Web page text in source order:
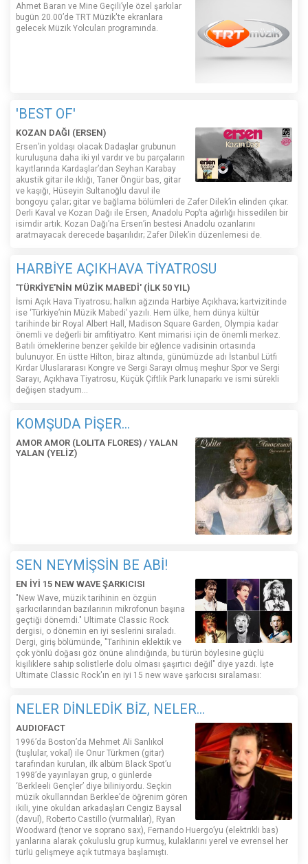
Ahmet Baran ve Mine Geçili’yle özel şarkılar
bugün 20.00’de TRT Müzik'te ekranlara
gelecek Müzik Yolcuları programında.
'BEST OF'
KOZAN DAĞI (ERSEN)
Ersen’in yoldaşı olacak Dadaşlar grubunun
kuruluşuna daha iki yıl vardır ve bu parçaların
kayıtlarında Kardaşlar’dan Seyhan Karabay
akustik gitar ile ıklığı, Taner Öngür bas, gitar
ve kaşığı, Hüseyin Sultanoğlu davul ile
bongoyu çalar; gitar ve bağlama bölümleri de Zafer Dilek’in elinden çıkar.
Derli Kaval ve Kozan Dağı ile Ersen, Anadolu Pop’ta ağırlığı hissedilen bir
isimdir artık. Kozan Dağı’na Ersen’in bestesi Anadolu ozanlarını
aratmayacak derecede başarılıdır; Zafer Dilek’in düzenlemesi de.
HARBİYE AÇIKHAVA TİYATROSU
'TÜRKİYE'NİN MÜZİK MABEDİ' (İLK 50 YIL)
İsmi Açık Hava Tiyatrosu; halkın ağzında Harbiye Açıkhava; kartvizitinde
ise ‘Türkiye’nin Müzik Mabedi’ yazılı. Hem ülke, hem dünya kültür
tarihinde bir Royal Albert Hall, Madison Square Garden, Olympia kadar
önemli ve değerli bir amfitiyatro. Kent mimarisi için de önemli merkez.
Batılı örneklerine benzer şekilde bir eğlence vadisinin ortasında
bulunuyor. En üstte Hilton, biraz altında, günümüzde adı İstanbul Lütfi
Kırdar Uluslararası Kongre ve Sergi Sarayı olmuş meşhur Spor ve Sergi
Sarayı, Açıkhava Tiyatrosu, Küçük Çiftlik Park lunaparkı ve ismi sürekli
değişen stadyum…
KOMŞUDA PİŞER...
AMOR AMOR (LOLITA FLORES) / YALAN
YALAN (YELİZ)
SEN NEYMİŞSİN BE ABİ!
EN İYİ 15 NEW WAVE ŞARKICISI
"New Wave, müzik tarihinin en özgün
şarkıcılarından bazılarının mikrofonun başına
geçtiği dönemdi." Ultimate Classic Rock
dergisi, o dönemin en iyi seslerini sıraladı.
Dergi, giriş bölümünde, "Tarihinin eklektik ve
çok yönlü doğası göz önüne alındığında, bu türün böylesine güçlü
kişiliklere sahip solistlerle dolu olması şaşırtıcı değil" diye yazdı. İşte
Ultimate Classic Rock'ın en iyi 15 new wave şarkıcısı sıralaması:
NELER DİNLEDİK BİZ, NELER...
AUDIOFACT
1996’da Boston’da Mehmet Ali Sanlıkol
(tuşlular, vokal) ile Onur Türkmen (gitar)
tarafından kurulan, ilk albüm Black Spot’u
1998’de yayınlayan grup, o günlerde
‘Berkleeli Gençler’ diye biliniyordu. Seçkin
müzik okullarından Berklee’de öğrenim gören
ikili, yine okuldan arkadaşları Cengiz Baysal
(davul), Roberto Castillo (vurmalılar), Ryan
Woodward (tenor ve soprano sax), Fernando Huergo’yu (elektrikli bas)
yanlarına alarak çokuluslu grup kurmuş, kulaklarını yerel ve evrensel her
türlü gelişmeye açık tutmaya başlamıştı.